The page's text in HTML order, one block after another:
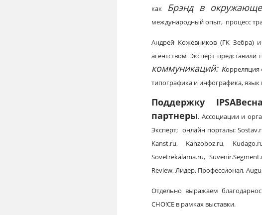
как
Брэнд в
международный опыт, процесс
Андрей Кожевников (ГК Зебра)
агентством Эксперт
коммуникаций: корреляция
типографика и инфографика,
Поддержку IPSA
партнеры. Ассоциации и
Эксперт; онлайн порталы:
Kanst.ru, Kanzoboz.ru,
Sovetrekalama.ru,
Review, Лидер, Профессионал,
Отдельно выражаем
CHO!CE в рамках выставки.